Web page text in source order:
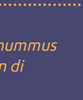
di